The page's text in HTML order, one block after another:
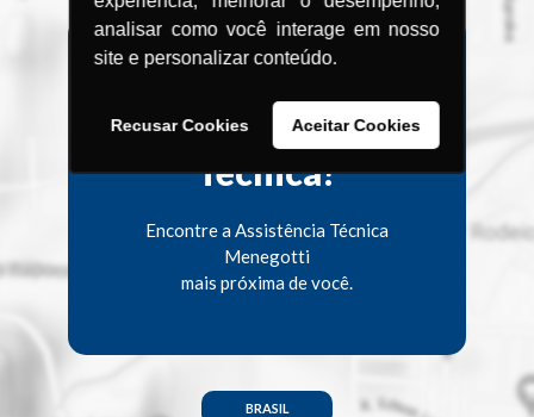
analisar como você interage em nosso
site e personalizar conteúdo.
Recusar Cookies Aceitar Cookies
Assistência
Técnica?
Encontre a Assistência Técnica
Menegotti
mais próxima de você.
BRASIL